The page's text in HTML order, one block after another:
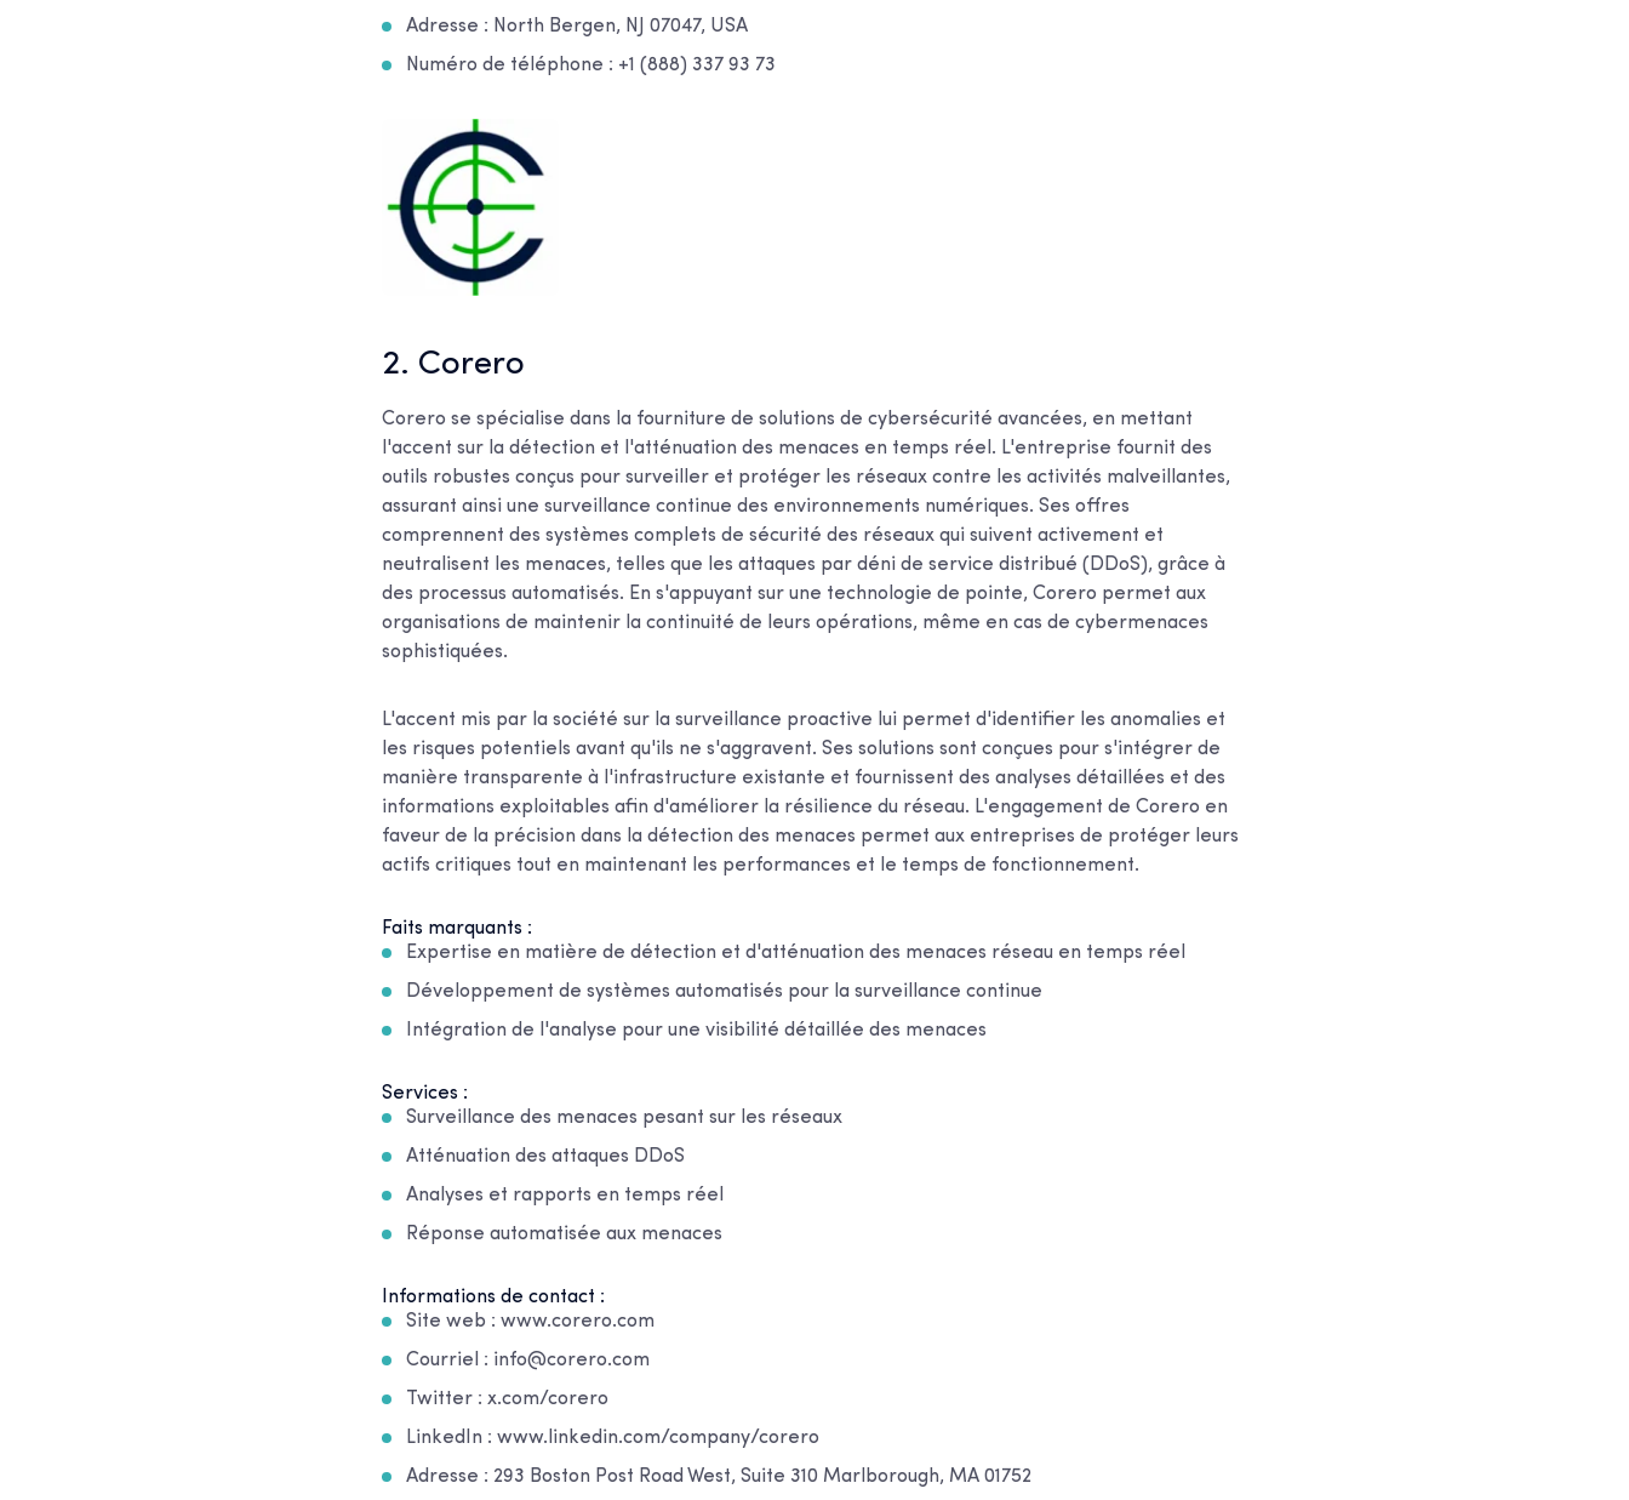
Adresse : North Bergen, NJ 07047, USA
Numéro de téléphone : +1 (888) 337 93 73
2. Corero
Corero se spécialise dans la fourniture de solutions de cybersécurité avancées, en mettant
l'accent sur la détection et l'atténuation des menaces en temps réel. L'entreprise fournit des
outils robustes conçus pour surveiller et protéger les réseaux contre les activités malveillantes,
assurant ainsi une surveillance continue des environnements numériques. Ses offres
comprennent des systèmes complets de sécurité des réseaux qui suivent activement et
neutralisent les menaces, telles que les attaques par déni de service distribué (DDoS), grâce à
des processus automatisés. En s'appuyant sur une technologie de pointe, Corero permet aux
organisations de maintenir la continuité de leurs opérations, même en cas de cybermenaces
sophistiquées.
L'accent mis par la société sur la surveillance proactive lui permet d'identifier les anomalies et
les risques potentiels avant qu'ils ne s'aggravent. Ses solutions sont conçues pour s'intégrer de
manière transparente à l'infrastructure existante et fournissent des analyses détaillées et des
informations exploitables afin d'améliorer la résilience du réseau. L'engagement de Corero en
faveur de la précision dans la détection des menaces permet aux entreprises de protéger leurs
actifs critiques tout en maintenant les performances et le temps de fonctionnement.
Faits marquants :
Expertise en matière de détection et d'atténuation des menaces réseau en temps réel
Développement de systèmes automatisés pour la surveillance continue
Intégration de l'analyse pour une visibilité détaillée des menaces
Services :
Surveillance des menaces pesant sur les réseaux
Atténuation des attaques DDoS
Analyses et rapports en temps réel
Réponse automatisée aux menaces
Informations de contact :
Site web : www.corero.com
Courriel : info@corero.com
Twitter : x.com/corero
LinkedIn : www.linkedin.com/company/corero
Adresse : 293 Boston Post Road West, Suite 310 Marlborough, MA 01752